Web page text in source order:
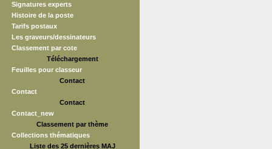
Signatures experts
Histoire de la poste
Tarifs postaux
Les graveurs/dessinateurs
Classement par cote
Téléchargement
Feuilles pour classeur
Contact
Contact
Contact
Contact_new
Classement par thème
Collections thématiques
Liste des 25 dernières MAJ